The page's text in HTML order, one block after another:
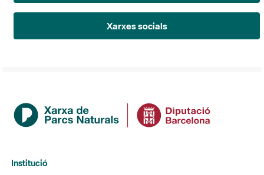
Xarxes socials
Institució